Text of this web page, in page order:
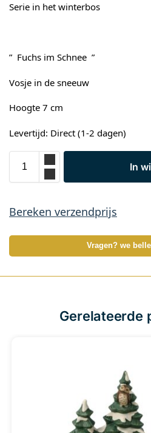
Serie in het winterbos
” Fuchs im Schnee ”
Vosje in de sneeuw
Hoogte 7 cm
Levertijd: Direct (1-2 dagen)
In
Bereken verzendprijs
Vragen? we
Gerelateerde